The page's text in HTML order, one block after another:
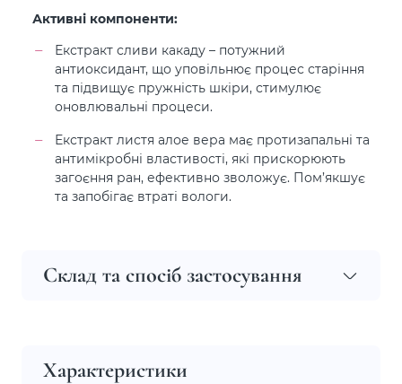
Активні компоненти:
Екстракт сливи какаду – потужний
антиоксидант, що уповільнює процес старіння
та підвищує пружність шкіри, стимулює
оновлювальні процеси.
Екстракт листя алое вера має протизапальні та
антимікробні властивості, які прискорюють
загоєння ран, ефективно зволожує. Пом’якшує
та запобігає втраті вологи.
Склад та спосіб застосування
Характеристики